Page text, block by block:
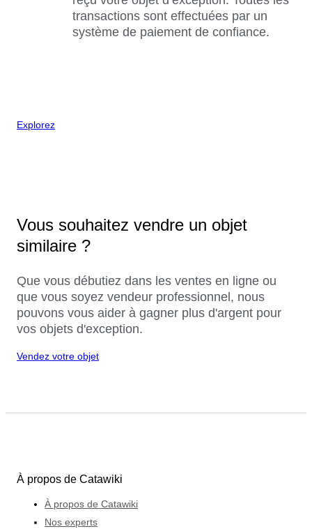
transactions sont effectuées par un
système de paiement de confiance.
Explorez
Vous souhaitez vendre un objet
similaire ?
Que vous débutiez dans les ventes en ligne ou
que vous soyez vendeur professionnel, nous
pouvons vous aider à gagner plus d'argent pour
vos objets d'exception.
Vendez votre objet
À propos de Catawiki
À propos de Catawiki
Nos experts